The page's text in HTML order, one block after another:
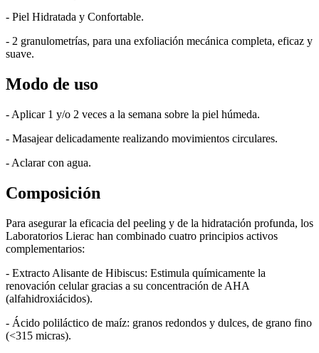
- Piel Hidratada y Confortable.
- 2 granulometrías, para una exfoliación mecánica completa, eficaz y
suave.
Modo de uso
- Aplicar 1 y/o 2 veces a la semana sobre la piel húmeda.
- Masajear delicadamente realizando movimientos circulares.
- Aclarar con agua.
Composición
Para asegurar la eficacia del peeling y de la hidratación profunda, los
Laboratorios Lierac han combinado cuatro principios activos
complementarios:
- Extracto Alisante de Hibiscus: Estimula químicamente la
renovación celular gracias a su concentración de AHA
(alfahidroxiácidos).
- Ácido poliláctico de maíz: granos redondos y dulces, de grano fino
(<315 micras).